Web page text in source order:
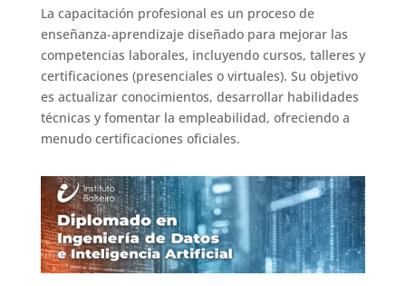
La capacitación profesional es un proceso de
enseñanza-aprendizaje diseñado para mejorar las
competencias laborales, incluyendo cursos, talleres y
certificaciones (presenciales o virtuales). Su objetivo
es actualizar conocimientos, desarrollar habilidades
técnicas y fomentar la empleabilidad, ofreciendo a
menudo certificaciones oficiales.